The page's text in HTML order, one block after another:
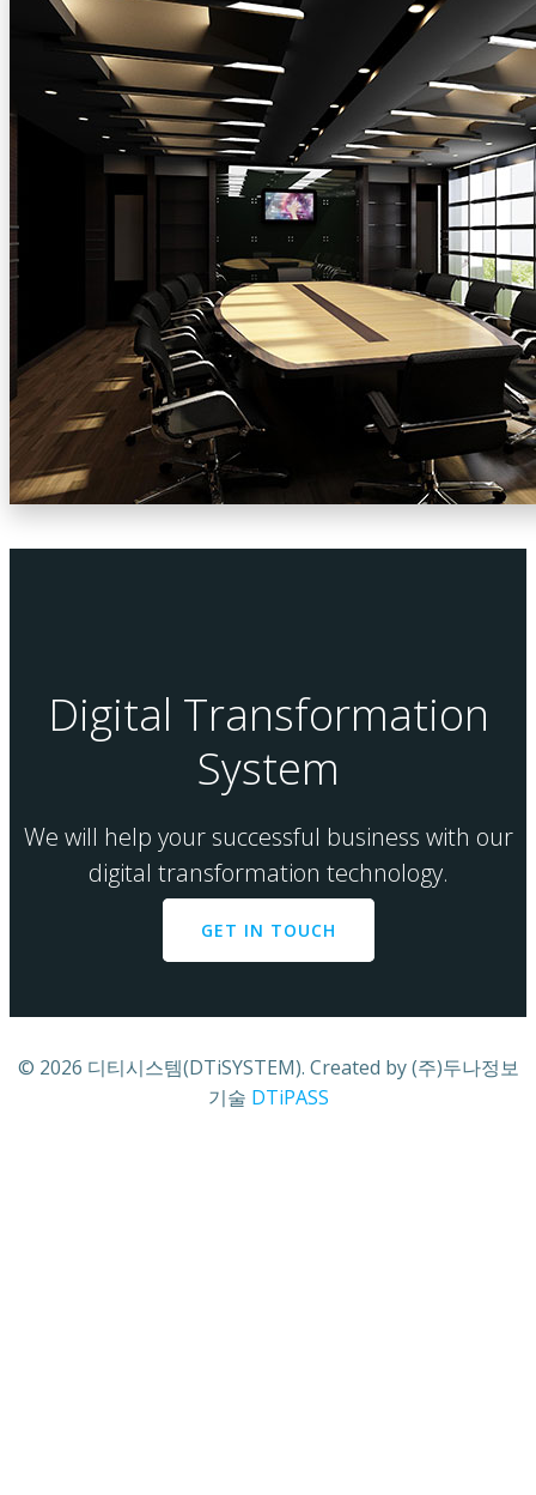
Digital Transformation
System
We will help your successful business with our
digital transformation technology.
GET IN TOUCH
© 2026 디티시스템(DTiSYSTEM). Created by (주)두나정보
기술 DTiPASS